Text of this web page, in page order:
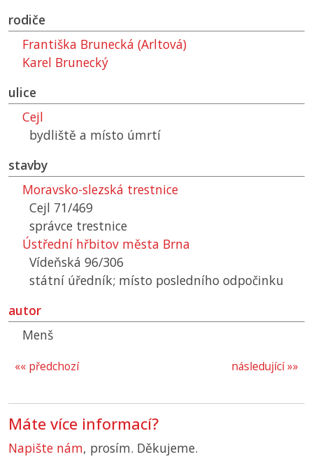
rodiče
Františka Brunecká (Arltová)
Karel Brunecký
ulice
Cejl
bydliště a místo úmrtí
stavby
Moravsko-slezská trestnice
Cejl 71/469
správce trestnice
Ústřední hřbitov města Brna
Vídeňská 96/306
státní úředník; místo posledního odpočinku
autor
Menš
následující »»
«« předchozí
Máte více informací?
Napište nám, prosím. Děkujeme.